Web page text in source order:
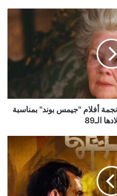
أفلام "جيمس بوند" بمناسبة
الـ89